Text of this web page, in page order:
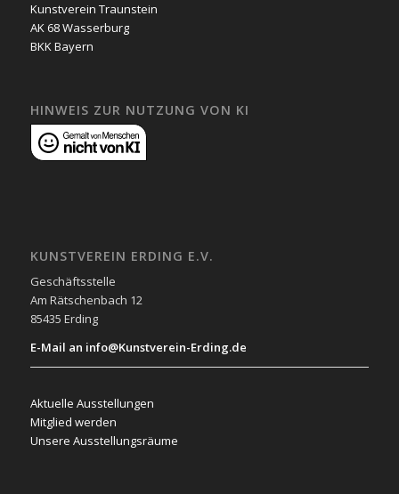
Kunstverein Traunstein
AK 68 Wasserburg
BKK Bayern
HINWEIS ZUR NUTZUNG VON KI
KUNSTVEREIN ERDING E.V.
Geschäftsstelle
Am Rätschenbach 12
85435 Erding
E-Mail an info@Kunstverein-Erding.de
Aktuelle Ausstellungen
Mitglied werden
Unsere Ausstellungsräume